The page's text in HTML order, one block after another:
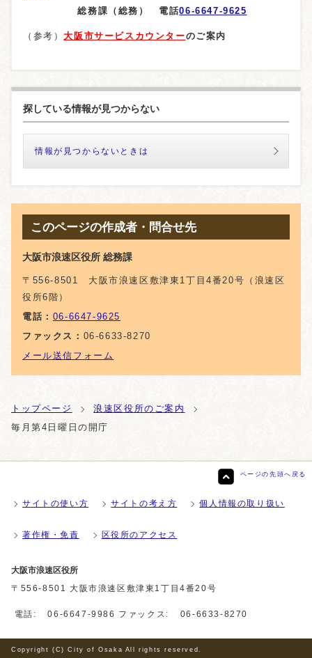
総務課（総務） 電話06-6647-9625
（参考）大阪市サービスカウンターのご案内
探している情報が見つからない
情報が見つからないときは
このページの作成者・問合せ先
大阪市浪速区役所 総務課
〒556-8501 大阪市浪速区敷津東1丁目4番20号（浪速区
役所6階）
電話： 06-6647-9625
ファックス： 06-6633-8270
メール送信フォーム
トップページ
浪速区役所のご案内
毎月第4日曜日の開庁
ページの先頭へ戻る
サイトの使い方 サイトの考え方 個人情報の取り扱い
著作権・免責 区役所のアクセス
大阪市浪速区役所
〒556-8501 大阪市浪速区敷津東1丁目4番20号
電話: 06-6647-9986 ファックス: 06-6633-8270
Copyright (C) City of Osaka All rights reserved.